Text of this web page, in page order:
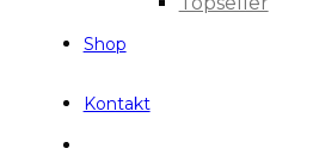
Shop
Kontakt